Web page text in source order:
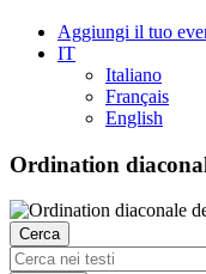
Aggiungi il tuo
IT
Italiano
Français
English
Ordination
Cerca